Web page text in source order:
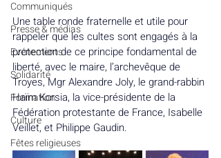
Communiqués
Presse & médias
Evénements
Solidarité
Formation
Culture
Fêtes religieuses
Une table ronde fraternelle et utile pour
rappeler que les cultes sont engagés à la
protection de ce principe fondamental de
liberté, avec le maire, l’archevêque de
Troyes, Mgr Alexandre Joly, le grand-rabbin
Haïm Korsia, la vice-présidente de la
Fédération protestante de France, Isabelle
Veillet, et Philippe Gaudin.